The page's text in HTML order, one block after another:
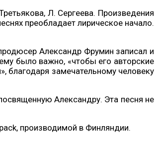
Л. Сергеева. Произведения
преобладает лирическое начало.
Александр Фрумин записал и
было важно, «чтобы его авторские
благодаря замечательному человеку
Александру. Эта песня не
производимой в Финляндии.